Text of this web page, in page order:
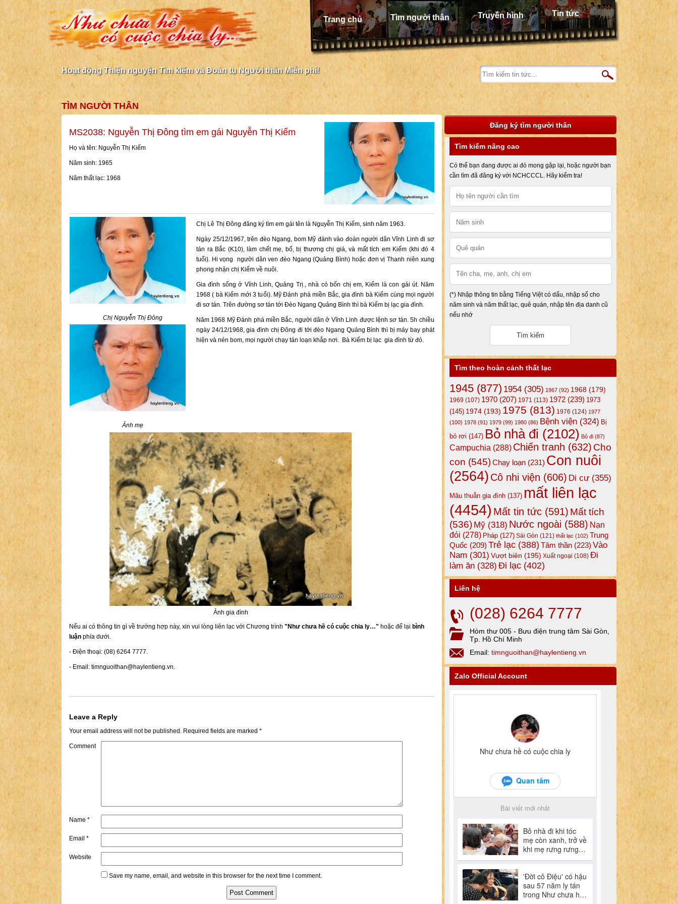
Trang chủ Tìm người thân Truyền hình Tin tức
Hoạt động Thiện nguyện Tìm kiếm và Đoàn tụ Người thân Miễn phí!
TÌM NGƯỜI THÂN
MS2038: Nguyễn Thị Đông tìm em gái Nguyễn Thị Kiếm
Họ và tên: Nguyễn Thị Kiếm
Năm sinh: 1965
Năm thất lạc: 1968
Chị Nguyễn Thị Đông
Ảnh mẹ
Chị Lê Thị Đông đăng ký tìm em gái tên là Nguyễn Thị Kiếm, sinh năm 1963.
Ngày 25/12/1967, trên đèo Ngang, bom Mỹ đánh vào đoàn người dân Vĩnh Linh đi sơ
tán ra Bắc (K10), làm chết mẹ, bố, bị thương chị giá, và mất tích em Kiếm (khi đó 4
tuổi). Hi vọng người dân ven đèo Ngang (Quảng Bình) hoặc đơn vị Thanh niên xung
phong nhận chị Kiếm về nuôi.
Gia đình sống ở Vĩnh Linh, Quảng Trị., nhà có bốn chị em, Kiếm là con gái út. Năm
1968 ( bà Kiếm mới 3 tuổi). Mỹ Đánh phá miền Bắc, gia đình bà Kiếm cùng mọi người
đi sơ tán. Trên đường sơ tán tới Đèo Ngang Quảng Bình thì bà Kiếm bị lạc gia đình.
Năm 1968 Mỹ Đánh phá miền Bắc, người dân ở Vĩnh Linh được lệnh sơ tán. 5h chiều
ngày 24/12/1968, gia đình chị Đông đi tới đèo Ngang Quảng Bình thì bị máy bay phát
hiện và nén bom, mọi người chạy tán loạn khắp nơi. Bà Kiếm bị lạc gia đình từ đó.
Ảnh gia đình
Nếu ai có thông tin gì về trường hợp này, xin vui lòng liên lạc với Chương trình "Như chưa hề có cuộc chia ly…" hoặc để lại bình
luận phía dưới.
- Điện thoại: (08) 6264 7777.
- Email: timnguoithan@haylentieng.vn
Leave a Reply
Your email address will not be published. Required fields are marked *
Comment
Name *
Email *
Website
Save my name, email, and website in this browser for the next time I comment.
Đăng ký tìm người thân
Tìm kiếm nâng cao
Có thể bạn đang được ai đó mong gặp lại, hoặc người bạn
cần tìm đã đăng ký với NCHCCCL. Hãy kiểm tra!
(*) Nhập thông tin bằng Tiếng Việt có dấu, nhập số cho
năm sinh và năm thất lạc, quê quán, nhập tên địa danh cũ
nếu nhớ
Tìm theo hoàn cảnh thất lạc
1945 (877) 1954 (305) 1967 (92) 1968 (179)
1969 (107) 1970 (207) 1971 (113) 1972 (239) 1973
(145) 1974 (193) 1975 (813) 1976 (124) 1977
(100) 1978 (91) 1979 (99) 1980 (86) Bệnh viện (324) Bị
bỏ rơi (147) Bỏ nhà đi (2102) Bỏ đi (87)
Campuchia (288) Chiến tranh (632) Cho
con (545)Chạy loạn (231) Con nuôi
(2564) Cô nhi viện (606) Di cư (355)
Mâu thuẫn gia đình (137) mất liên lạc
(4454) Mất tin tức (591) Mất tích
(536) Mỹ (318) Nước ngoài (588) Nạn
đói (278) Pháp (127) Sài Gòn (121) thất lạc (102) Trung
Quốc (209) Trẻ lạc (388) Tâm thần (223) Vào
Nam (301) Vượt biên (195) Xuất ngoại (108) Đi
làm ăn (328) Đi lạc (402)
Liên hệ
(028) 6264 7777
Hòm thư 005 - Bưu điện trung tâm Sài Gòn,
Tp. Hồ Chí Minh
Email: timnguoithan@haylentieng.vn
Zalo Official Account